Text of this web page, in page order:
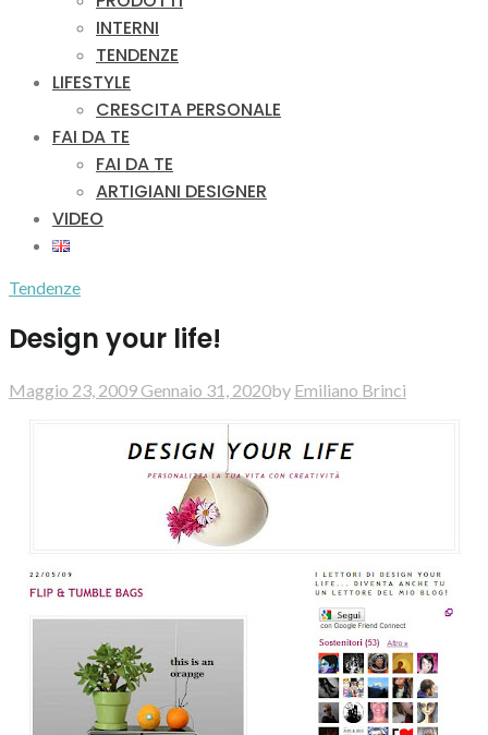
INTERNI
TENDENZE
LIFESTYLE
CRESCITA PERSONALE
FAI DA TE
FAI DA TE
ARTIGIANI DESIGNER
VIDEO
Tendenze
Design your life!
Maggio 23, 2009Gennaio 31, 2020by Emiliano Brinci